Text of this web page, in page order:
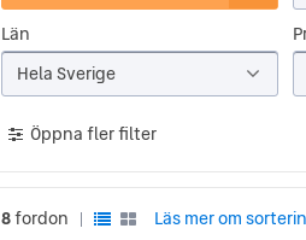
som
finns
Län
Hela Sverige
Öppna fler filter
8fordon Läs mer om